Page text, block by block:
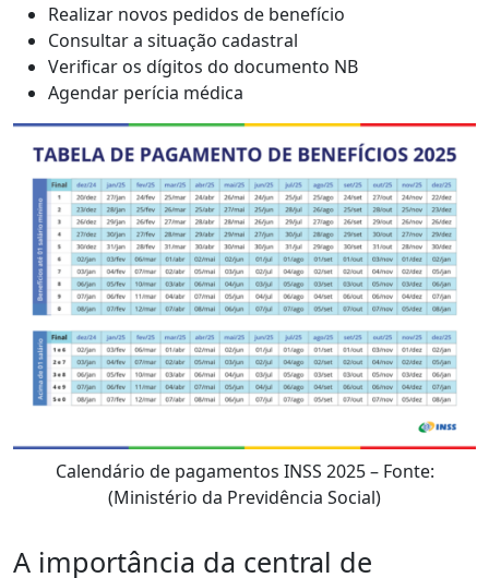
Realizar novos pedidos de benefício
Consultar a situação cadastral
Verificar os dígitos do documento NB
Agendar perícia médica
Calendário de pagamentos INSS 2025 – Fonte:
(Ministério da Previdência Social)
A importância da central de